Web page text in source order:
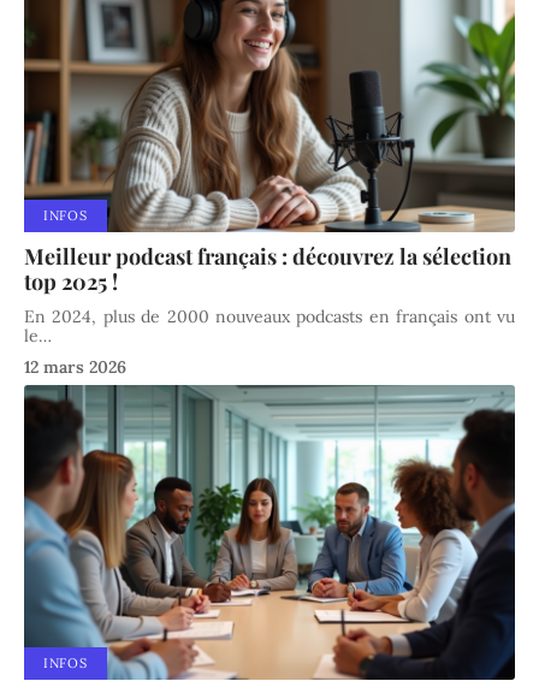
INFOS
Meilleur podcast français : découvrez la sélection
top 2025 !
En 2024, plus de 2000 nouveaux podcasts en français ont vu
le…
12 mars 2026
INFOS